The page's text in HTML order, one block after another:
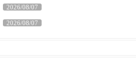
2026/08/07
2026/08/07